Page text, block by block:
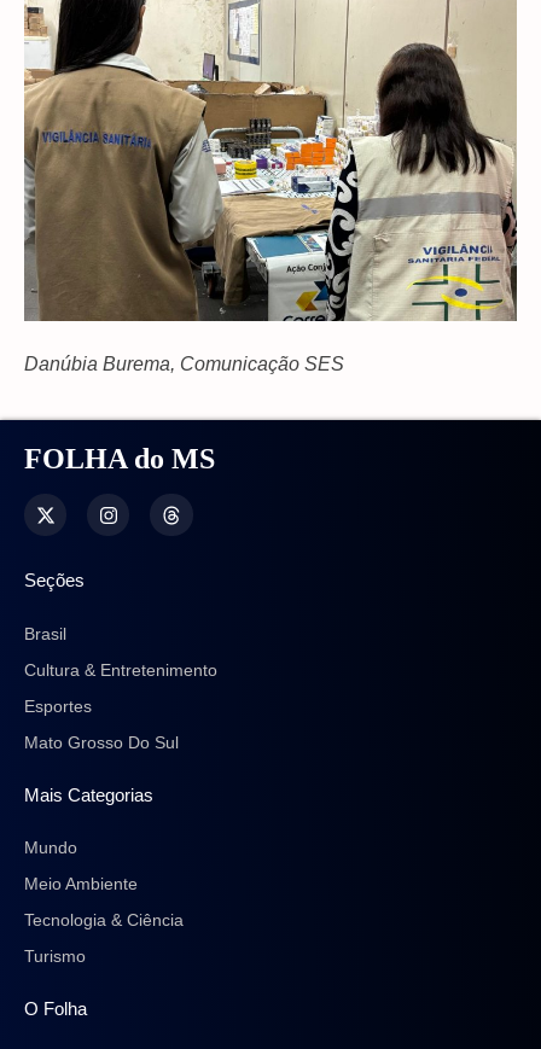
Danúbia Burema, Comunicação SES
FOLHA do MS
Seções
Brasil
Cultura & Entretenimento
Esportes
Mato Grosso Do Sul
Mais Categorias
Mundo
Meio Ambiente
Tecnologia & Ciência
Turismo
O Folha